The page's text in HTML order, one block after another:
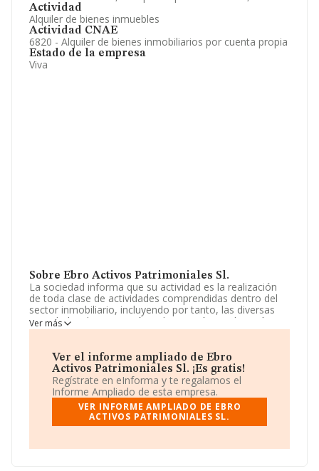
Actividad
Alquiler de bienes inmuebles
Actividad CNAE
6820 - Alquiler de bienes inmobiliarios por cuenta propia
Estado de la empresa
Viva
Sobre Ebro Activos Patrimoniales Sl.
La sociedad informa que su actividad es la realización
de toda clase de actividades comprendidas dentro del
sector inmobiliario, incluyendo por tanto, las diversas
actividades de promoción, urbanización, explotación,
parcelación, tenencia, administración, arrendamiento,
sea su clase, de. La empresa aparece inscrita en el
Registro Mercantil como Sociedad Limitada. Su CNAE
corresponde a 6820 con código 'Alquiler de bienes
inmobiliarios por cuenta propia'. La compañía no tiene
actividad en mercados exteriores.
Teniendo en cuenta la información a disposición de
inferior a la media de sector.
Ver más
Ver el informe ampliado de Ebro
Activos Patrimoniales Sl. ¡Es gratis!
Regístrate en eInforma y te regalamos el
Informe Ampliado de esta empresa.
VER INFORME AMPLIADO DE EBRO
ACTIVOS PATRIMONIALES SL.